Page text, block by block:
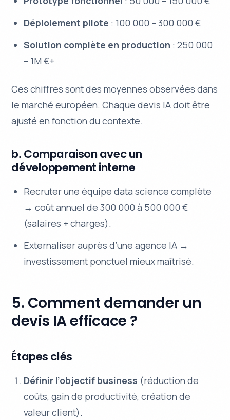
Déploiement pilote : 100 000 – 300 000 €
Solution complète en production : 250 000
– 1M €+
Ces chiffres sont des moyennes observées dans
le marché européen. Chaque devis IA doit être
ajusté en fonction du contexte.
b. Comparaison avec un
développement interne
Recruter une équipe data science complète
→ coût annuel de 300 000 à 500 000 €
(salaires + charges).
Externaliser auprès d’une agence IA →
investissement ponctuel mieux maîtrisé.
5. Comment demander un
devis IA efficace ?
Étapes clés
Définir l’objectif business (réduction de
coûts, gain de productivité, création de
valeur client).